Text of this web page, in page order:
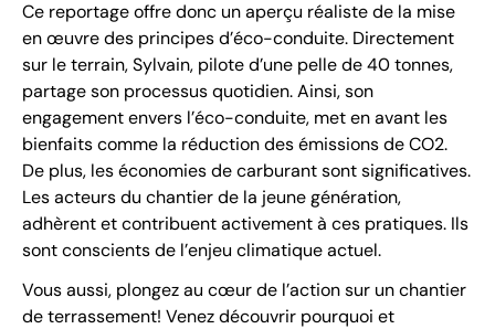
Ce reportage offre donc un aperçu réaliste de la mise
en œuvre des principes d’éco-conduite. Directement
sur le terrain, Sylvain, pilote d’une pelle de 40 tonnes,
partage son processus quotidien. Ainsi, son
engagement envers l’éco-conduite, met en avant les
bienfaits comme la réduction des émissions de CO2.
De plus, les économies de carburant sont significatives.
Les acteurs du chantier de la jeune génération,
adhèrent et contribuent activement à ces pratiques. Ils
sont conscients de l’enjeu climatique actuel.
Vous aussi, plongez au cœur de l’action sur un chantier
de terrassement! Venez découvrir pourquoi et